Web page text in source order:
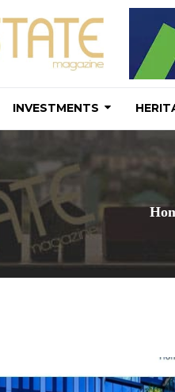
INVESTMENTS